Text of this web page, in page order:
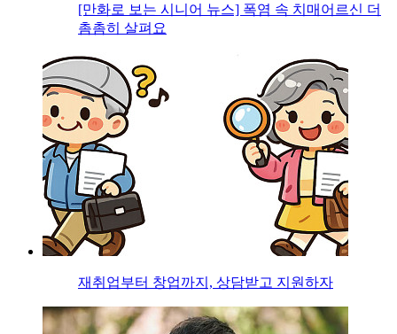
[만화로 보는 시니어 뉴스] 폭염 속 치매어르신 더
촘촘히 살펴요
재취업부터 창업까지, 상담받고 지원하자